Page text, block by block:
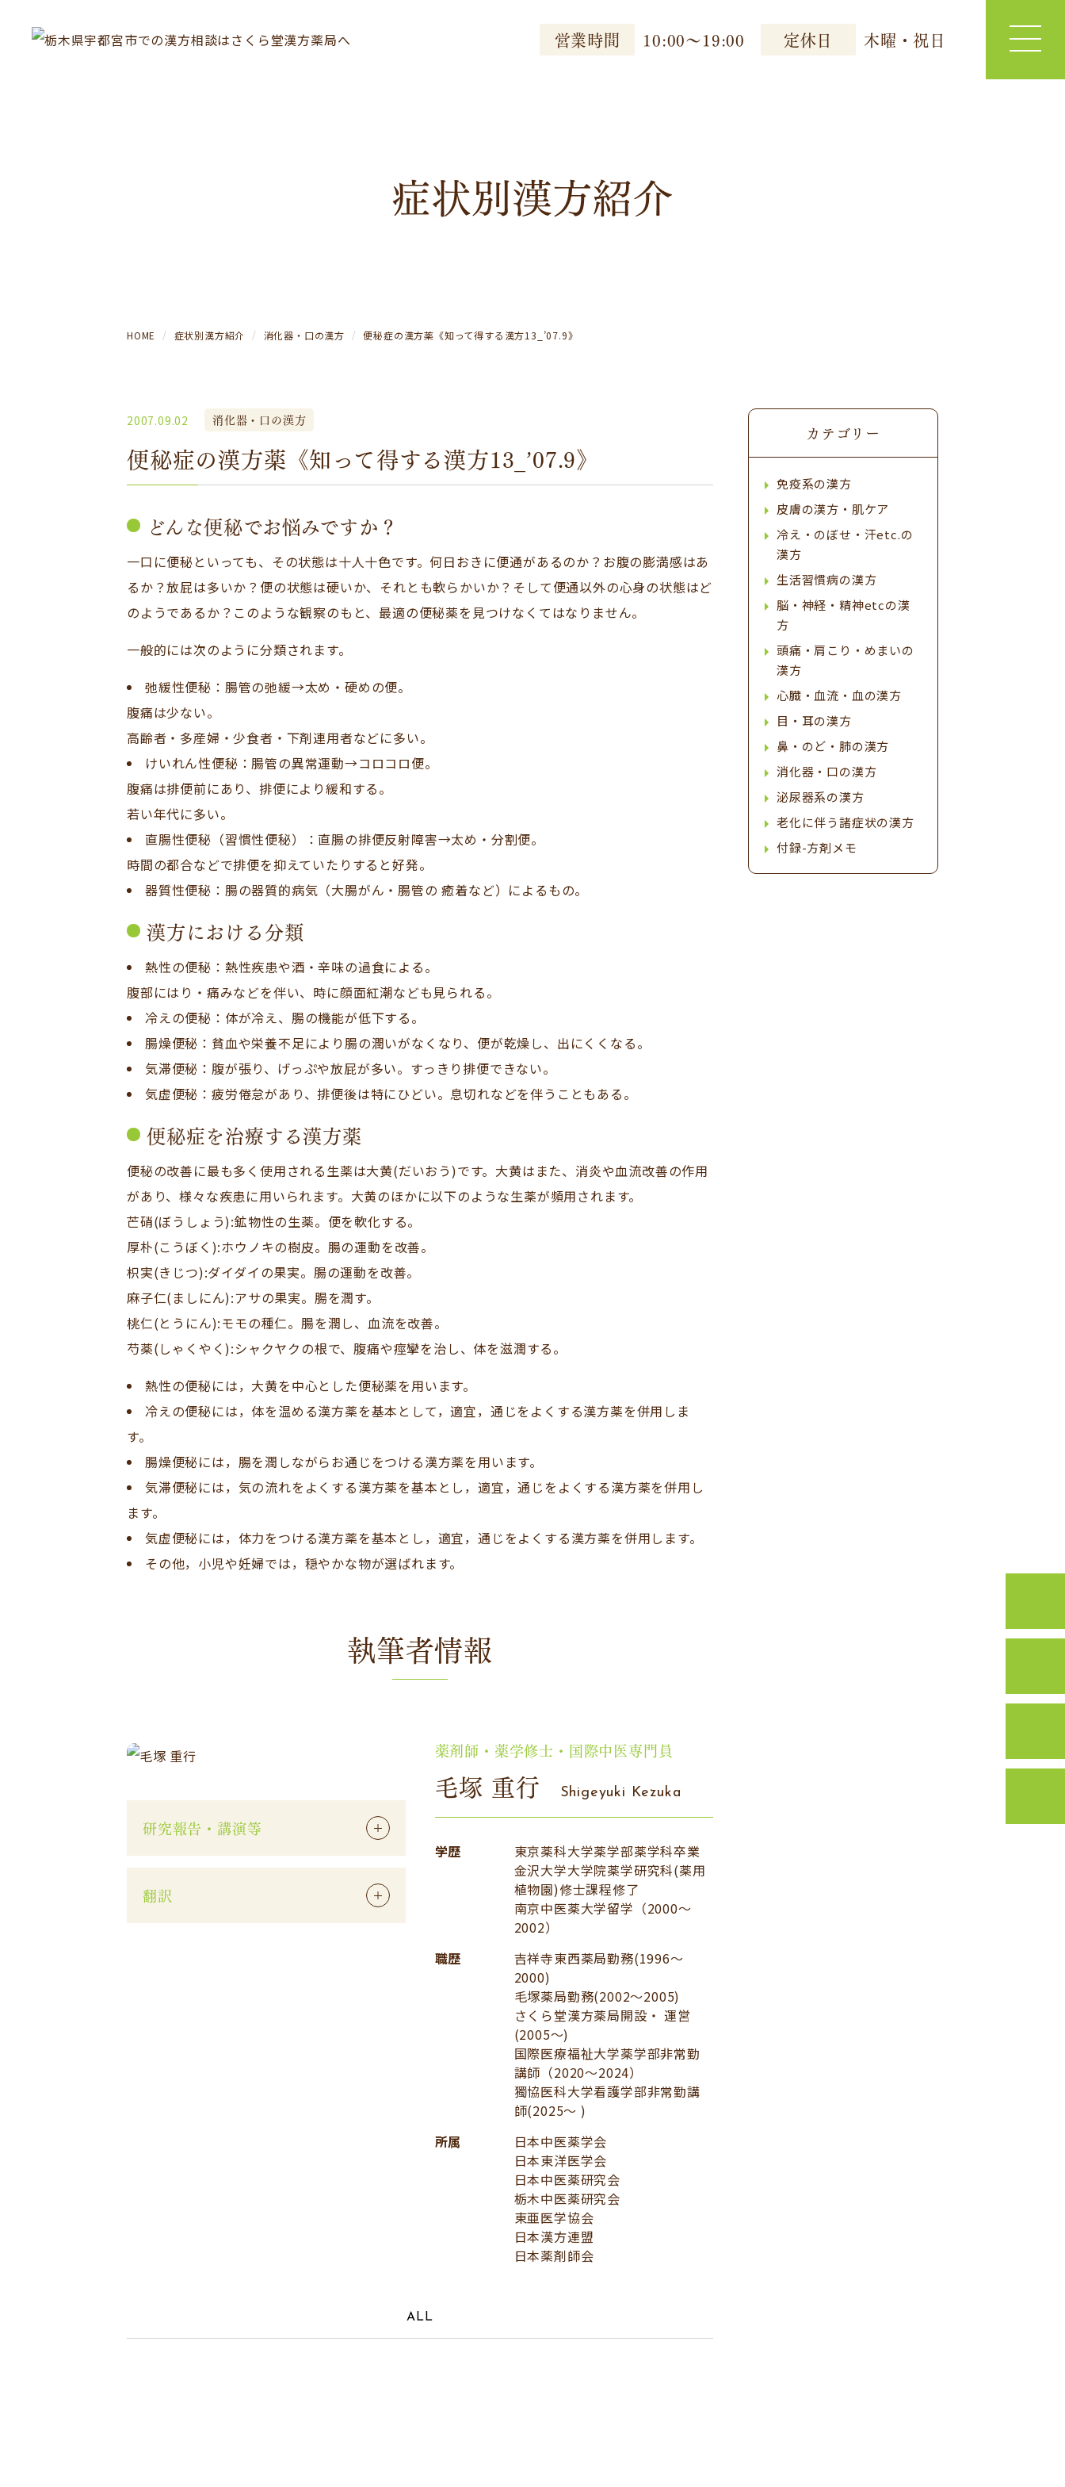
営業時間 10:00〜19:00 定休日 木曜・祝日
症状別漢方紹介
HOME 症状別漢方紹介 消化器・口の漢方 便秘症の漢方薬《知って得する漢方13_’07.9》
2007.09.02 消化器・口の漢方
便秘症の漢方薬《知って得する漢方13_’07.9》
どんな便秘でお悩みですか？
一口に便秘といっても、その状態は十人十色です。何日おきに便通があるのか？お腹の膨満感はあ
るか？放屁は多いか？便の状態は硬いか、それとも軟らかいか？そして便通以外の心身の状態はど
のようであるか？このような観察のもと、最適の便秘薬を見つけなくてはなりません。
一般的には次のように分類されます。
弛緩性便秘：腸管の弛緩→太め・硬めの便。
腹痛は少ない。
高齢者・多産婦・少食者・下剤連用者などに多い。
けいれん性便秘：腸管の異常運動→コロコロ便。
腹痛は排便前にあり、排便により緩和する。
若い年代に多い。
直腸性便秘（習慣性便秘）：直腸の排便反射障害→太め・分割便。
時間の都合などで排便を抑えていたりすると好発。
器質性便秘：腸の器質的病気（大腸がん・腸管の 癒着など）によるもの。
漢方における分類
熱性の便秘：熱性疾患や酒・辛味の過食による。
腹部にはり・痛みなどを伴い、時に顔面紅潮なども見られる。
冷えの便秘：体が冷え、腸の機能が低下する。
腸燥便秘：貧血や栄養不足により腸の潤いがなくなり、便が乾燥し、出にくくなる。
気滞便秘：腹が張り、げっぷや放屁が多い。すっきり排便できない。
気虚便秘：疲労倦怠があり、排便後は特にひどい。息切れなどを伴うこともある。
便秘症を治療する漢方薬
便秘の改善に最も多く使用される生薬は大黄(だいおう)です。大黄はまた、消炎や血流改善の作用
があり、様々な疾患に用いられます。大黄のほかに以下のような生薬が頻用されます。
芒硝(ぼうしょう):鉱物性の生薬。便を軟化する。
厚朴(こうぼく):ホウノキの樹皮。腸の運動を改善。
枳実(きじつ):ダイダイの果実。腸の運動を改善。
麻子仁(ましにん):アサの果実。腸を潤す。
桃仁(とうにん):モモの種仁。腸を潤し、血流を改善。
芍薬(しゃくやく):シャクヤクの根で、腹痛や痙攣を治し、体を滋潤する。
熱性の便秘には，大黄を中心とした便秘薬を用います。
冷えの便秘には，体を温める漢方薬を基本として，適宜，通じをよくする漢方薬を併用しま
す。
腸燥便秘には，腸を潤しながらお通じをつける漢方薬を用います。
気滞便秘には，気の流れをよくする漢方薬を基本とし，適宜，通じをよくする漢方薬を併用し
ます。
気虚便秘には，体力をつける漢方薬を基本とし，適宜，通じをよくする漢方薬を併用します。
その他，小児や妊婦では，穏やかな物が選ばれます。
執筆者情報
研究報告・講演等
翻訳
薬剤師・薬学修士・国際中医専門員
毛塚 重行 Shigeyuki Kezuka
学歴
東京薬科大学薬学部薬学科卒業
金沢大学大学院薬学研究科(薬用
植物園)修士課程修了
南京中医薬大学留学（2000～
2002）
職歴
吉祥寺東西薬局勤務(1996～
2000)
毛塚薬局勤務(2002～2005)
さくら堂漢方薬局開設・ 運営
(2005〜)
国際医療福祉大学薬学部非常勤
講師（2020～2024）
獨協医科大学看護学部非常勤講
師(2025〜 )
所属
日本中医薬学会
日本東洋医学会
日本中医薬研究会
栃木中医薬研究会
東亜医学協会
日本漢方連盟
日本薬剤師会
ALL
カテゴリー
免疫系の漢方
皮膚の漢方・肌ケア
冷え・のぼせ・汗etc.の
漢方
生活習慣病の漢方
脳・神経・精神etcの漢
方
頭痛・肩こり・めまいの
漢方
心臓・血流・血の漢方
目・耳の漢方
鼻・のど・肺の漢方
消化器・口の漢方
泌尿器系の漢方
老化に伴う諸症状の漢方
付録-方剤メモ